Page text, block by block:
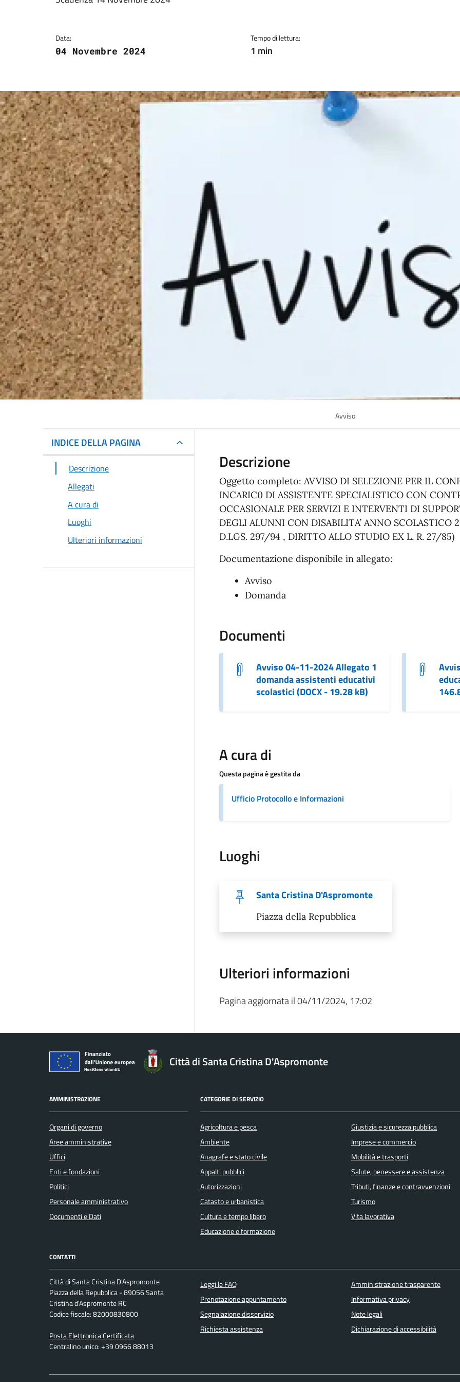
Data:
04 Novembre 2024
Tempo di lettura:
1 min
Avviso
INDICE DELLA PAGINA
Descrizione
Allegati
A cura di
Luoghi
Ulteriori informazioni
Descrizione
Oggetto completo: AVVISO DI SELEZIONE PER IL
INCARIC0 DI ASSISTENTE SPECIALISTICO CON
OCCASIONALE PER SERVIZI E INTERVENTI DI
DEGLI ALUNNI CON DISABILITA’ ANNO SCOLASTICO
D.LGS. 297/94 , DIRITTO ALLO STUDIO EX L. R. 27/85)
Documentazione disponibile in allegato:
Avviso
Domanda
Documenti
Avviso 04-11-2024 Allegato 1
domanda assistenti educativi
scolastici (DOCX - 19.28 kB)
A cura di
Questa pagina è gestita da
Ufficio Protocollo e Informazioni
Luoghi
Santa Cristina D'Aspromonte
Piazza della Repubblica
Ulteriori informazioni
Pagina aggiornata il 04/11/2024, 17:02
Città di Santa Cristina D'Aspromonte
AMMINISTRAZIONE
Organi di governo
Aree amministrative
Uffici
Enti e fondazioni
Politici
Personale amministrativo
Documenti e Dati
CATEGORIE DI SERVIZIO
Agricoltura e pesca
Ambiente
Anagrafe e stato civile
Appalti pubblici
Autorizzazioni
Catasto e urbanistica
Cultura e tempo libero
Educazione e formazione
Giustizia e sicurezza pubblica
Imprese e commercio
Mobilità e trasporti
Salute, benessere e assistenza
Tributi, finanze e contravvenzioni
Turismo
Vita lavorativa
CONTATTI
Città di Santa Cristina D'Aspromonte
Piazza della Repubblica - 89056 Santa
Cristina d'Aspromonte RC
Codice fiscale: 82000830800
Posta Elettronica Certificata
Centralino unico: +39 0966 88013
Leggi le FAQ
Prenotazione appuntamento
Segnalazione disservizio
Richiesta assistenza
Amministrazione trasparente
Informativa privacy
Note legali
Dichiarazione di accessibilità